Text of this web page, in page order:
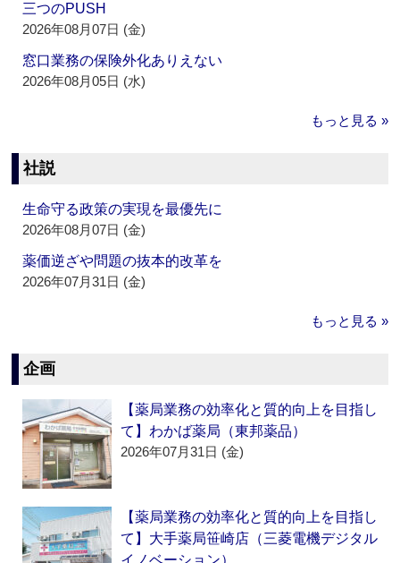
三つのPUSH
2026年08月07日 (金)
窓口業務の保険外化ありえない
2026年08月05日 (水)
もっと見る »
社説
生命守る政策の実現を最優先に
2026年08月07日 (金)
薬価逆ざや問題の抜本的改革を
2026年07月31日 (金)
もっと見る »
企画
【薬局業務の効率化と質的向上を目指し
て】わかば薬局（東邦薬品）
2026年07月31日 (金)
【薬局業務の効率化と質的向上を目指し
て】大手薬局笹崎店（三菱電機デジタル